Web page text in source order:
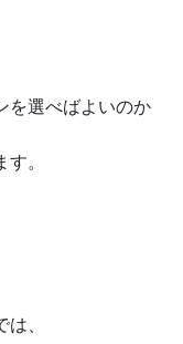
を選べばよいのか
。
、